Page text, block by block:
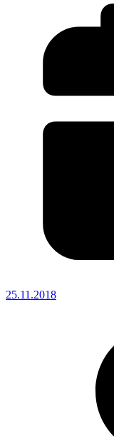
25.11.2018